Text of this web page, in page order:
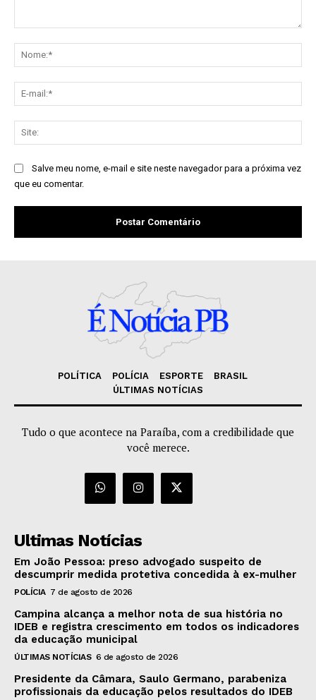
Salve meu nome, e-mail e site neste navegador para a próxima vez
que eu comentar.
POLÍTICA POLÍCIA ESPORTE
BRASIL
ÚLTIMAS NOTÍCIAS
Tudo o que acontece na Paraíba, com a credibilidade que
você merece.
Ultimas Notícias
Em João Pessoa: preso advogado suspeito de
descumprir medida protetiva concedida à ex-mulher
POLÍCIA 7 de agosto de 2026
Campina alcança a melhor nota de sua história no
IDEB e registra crescimento em todos os indicadores
da educação municipal
ÚLTIMAS NOTÍCIAS 6 de agosto de 2026
Presidente da Câmara, Saulo Germano, parabeniza
profissionais da educação pelos resultados do IDEB